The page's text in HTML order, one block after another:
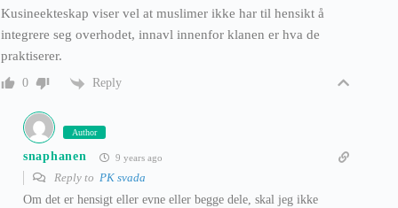
Kusineekteskap viser vel at muslimer ikke har til hensikt å
integrere seg overhodet, innavl innenfor klanen er hva de
praktiserer.
0 Reply
Author
snaphanen 9 years ago
Reply to PK svada
Om det er hensigt eller evne eller begge dele, skal jeg ikke